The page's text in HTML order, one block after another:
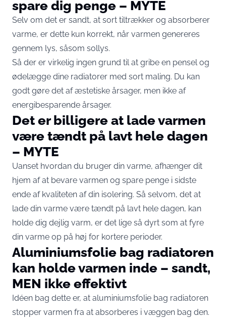
spare dig penge – MYTE
Selv om det er sandt, at sort tiltrækker og absorberer
varme, er dette kun korrekt, når varmen genereres
gennem lys, såsom sollys.
Så der er virkelig ingen grund til at gribe en pensel og
ødelægge dine radiatorer med sort maling. Du kan
godt gøre det af æstetiske årsager, men ikke af
energibesparende årsager.
Det er billigere at lade varmen
være tændt på lavt hele dagen
– MYTE
Uanset hvordan du bruger din varme, afhænger dit
hjem af at bevare varmen og spare penge i sidste
ende af kvaliteten af din isolering. Så selvom, det at
lade din varme være tændt på lavt hele dagen, kan
holde dig dejlig varm, er det lige så dyrt som at fyre
din varme op på høj for kortere perioder.
Aluminiumsfolie bag radiatoren
kan holde varmen inde – sandt,
MEN ikke effektivt
Idéen bag dette er, at aluminiumsfolie bag radiatoren
stopper varmen fra at absorberes i væggen bag den.